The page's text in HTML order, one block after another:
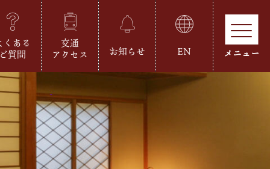
くある
質問
交通
アクセス
お知らせ EN